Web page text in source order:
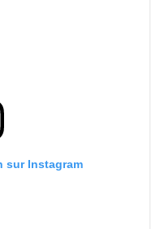
sur Instagram